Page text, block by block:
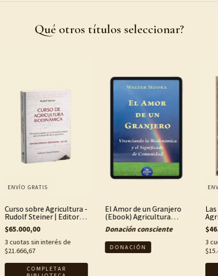
Qué otros títulos seleccionar?
ENVÍO GRATIS
Curso sobre Agricultura -
Rudolf Steiner | Editorial
Biodinámica
$65.000,00
3 cuotas sin interés de
$21.666,67
El Amor de un Granjero
(Ebook) Agricultura
biodinámica, vida rural
consciente y
compromiso con la
Tierra
Donación consciente
y
3